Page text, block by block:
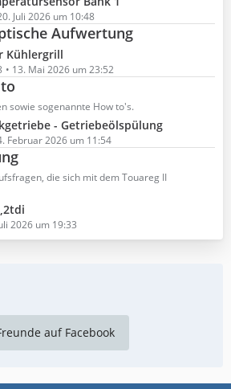
Juli 2026 um 10:48
Aufwertung
Kühlergrill
13. Mai 2026 um 23:52
sowie sogenannte How to's.
- Getriebeölspülung
Februar 2026 um 11:54
die sich mit dem Touareg II
2026 um 19:33
auf Facebook